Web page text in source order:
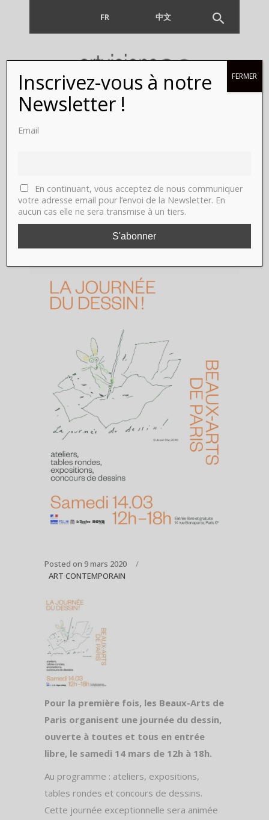
FR 中文
Posted on 9 mars 2020
ART CONTEMPORAIN
Pour la première fois, les Beaux-Arts de
Paris organisent une journée du dessin,
ouverte à toutes et tous en entrée
libre, le samedi 14 mars de 12h à 18h.
Au programme : ateliers, expositions,
tables rondes et concours de dessins.
Cette journée exceptionnelle sera animée
Inscrivez-vous à notre
Newsletter !
Email
En continuant, vous acceptez de nous communiquer
votre adresse email pour l’envoi de la Newsletter. En
aucun cas elle ne sera transmise à un tiers.
FERMER